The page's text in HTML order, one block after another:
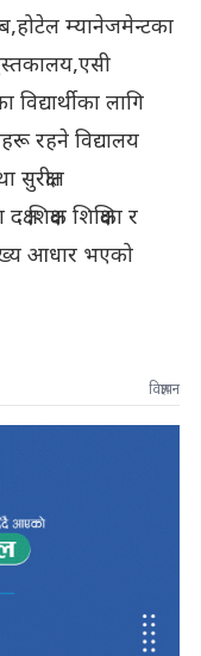
म्यानेजमेन्टका
लागि
रहने विद्यालय
शिक्षिका र
मुख्य आधार भएको
विज्ञापन